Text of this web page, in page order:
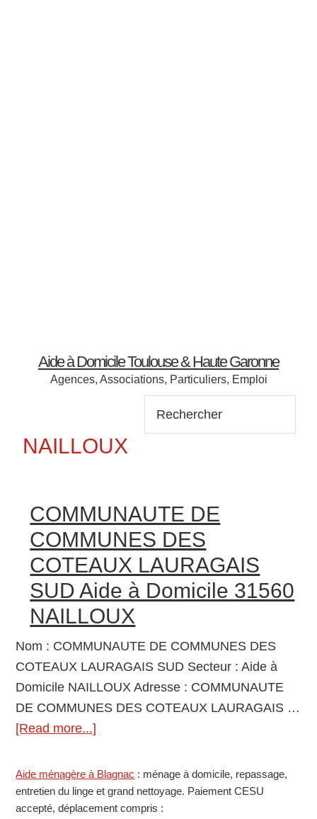
Aide à Domicile Toulouse & Haute Garonne
Agences, Associations, Particuliers, Emploi
When autocomplete results are available use up and
When autocomplete results are available use up and
NAILLOUX
COMMUNAUTE DE
COMMUNES DES
COTEAUX LAURAGAIS
SUD Aide à Domicile 31560
NAILLOUX
Nom : COMMUNAUTE DE COMMUNES DES
COTEAUX LAURAGAIS SUD Secteur : Aide à
Domicile NAILLOUX Adresse : COMMUNAUTE
DE COMMUNES DES COTEAUX LAURAGAIS …
[Read more...]
DE
COMMUNES
DES
Primary
Sidebar
Aide ménagère à Blagnac : ménage à domicile, repassage,
entretien du linge et grand nettoyage. Paiement CESU
accepté, déplacement compris :